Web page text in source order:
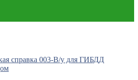
справка 003-В/у для ГИБДД